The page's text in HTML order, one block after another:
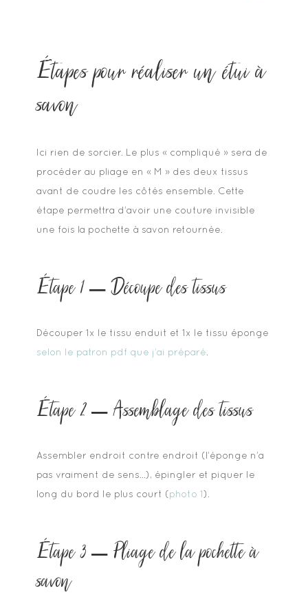
Étapes pour réaliser un étui à
savon
Ici rien de sorcier. Le plus « compliqué » sera de
procéder au pliage en « M » des deux tissus
avant de coudre les côtés ensemble. Cette
étape permettra d’avoir une couture invisible
une fois la pochette à savon retournée.
Étape 1 – Découpe des tissus
Découper 1x le tissu enduit et 1x le tissu éponge
selon le patron pdf que j’ai préparé.
Étape 2 – Assemblage des tissus
Assembler endroit contre endroit (l’éponge n’a
pas vraiment de sens…), épingler et piquer le
long du bord le plus court ( photo 1 ).
Étape 3 – Pliage de la pochette à
savon